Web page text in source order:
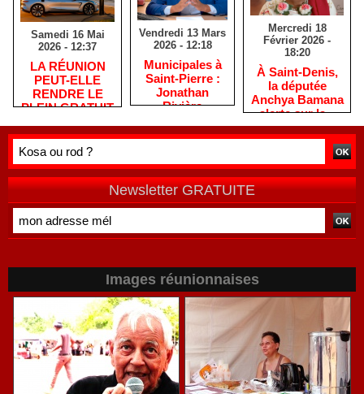
Samedi 16 Mai
2026 - 12:37
​LA RÉUNION
PEUT-ELLE
RENDRE LE
PLEIN GRATUIT
Vendredi 13 Mars
2026 - 12:18
​Municipales à
Saint-Pierre :
Jonathan
Rivière
habitants après
de terrain
Mercredi 18
Février 2026 -
18:20
​À Saint-Denis,
la députée
Anchya Bamana
alerte sur la «
double peine »
vécue par
Newsletter GRATUITE
Images réunionnaises